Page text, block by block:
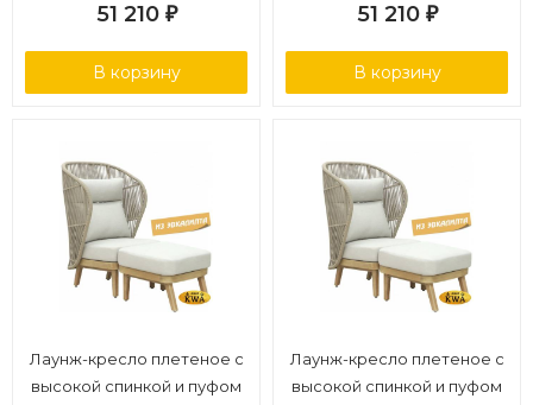
51 210 ₽
В корзину
51 210 ₽
В корзину
Лаунж-кресло плетеное с
высокой спинкой и пуфом
Лаунж-кресло плетеное с
высокой спинкой и пуфом